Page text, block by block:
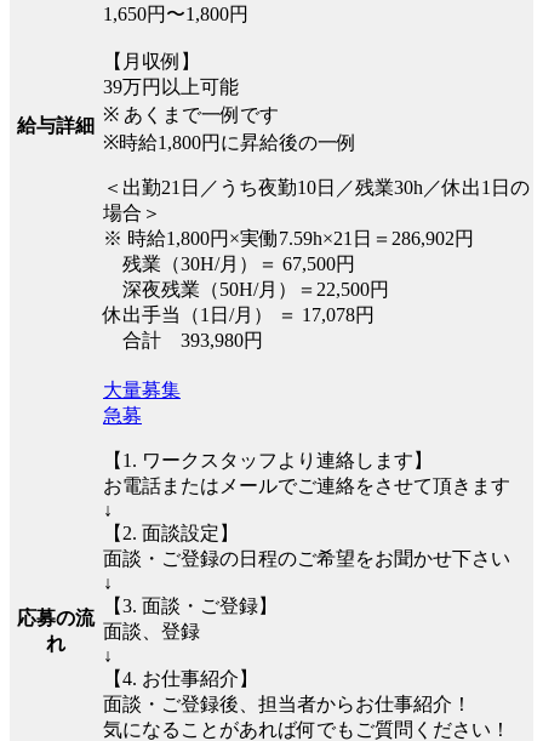
給与詳細
1,650円〜1,800円
【月収例】
39万円以上可能
※ あくまで一例です
※時給1,800円に昇給後の一例
＜出勤21日／うち夜勤10日／残業30h／休出1日の
場合＞
※ 時給1,800円×実働7.59h×21日＝286,902円
残業（30H/月）＝ 67,500円
深夜残業（50H/月）＝22,500円
休出手当（1日/月） ＝ 17,078円
合計 393,980円
応募の流
れ
大量募集
急募
【1. ワークスタッフより連絡します】
お電話またはメールでご連絡をさせて頂きます
↓
【2. 面談設定】
面談・ご登録の日程のご希望をお聞かせ下さい
↓
【3. 面談・ご登録】
面談、登録
↓
【4. お仕事紹介】
面談・ご登録後、担当者からお仕事紹介！
気になることがあれば何でもご質問ください！